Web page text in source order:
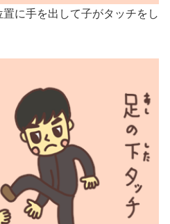
に手を出して子がタッチをし